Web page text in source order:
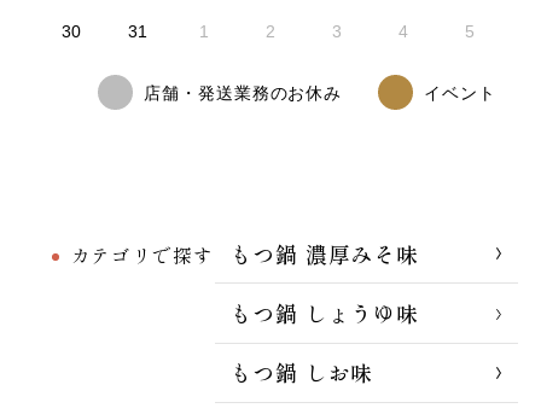
カテゴリで探す
もつ鍋 濃厚みそ味
もつ鍋 しょうゆ味
もつ鍋 しお味
30 31 1 2 3 4 5
店舗・発送業務のお休み イベント